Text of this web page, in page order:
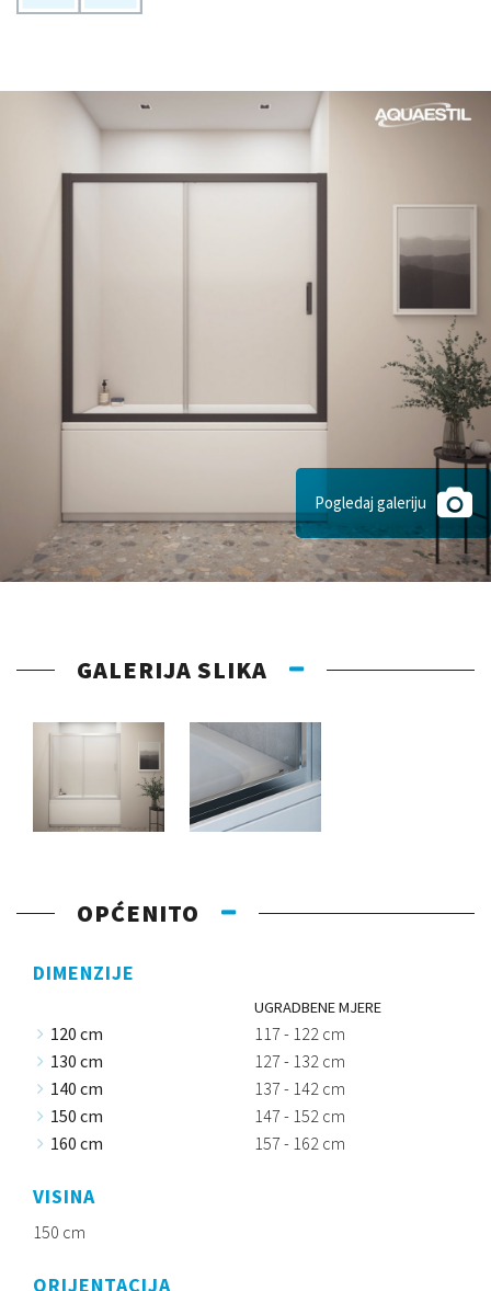
Pogledaj galeriju
GALERIJA SLIKA
OPĆENITO
DIMENZIJE
UGRADBENE MJERE
120 cm
117 - 122 cm
130 cm
127 - 132 cm
140 cm
137 - 142 cm
150 cm
147 - 152 cm
160 cm
157 - 162 cm
VISINA
150 cm
ORIJENTACIJA